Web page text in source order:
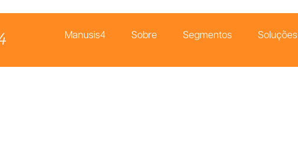
Manusis4 Sobre Segmentos Soluções